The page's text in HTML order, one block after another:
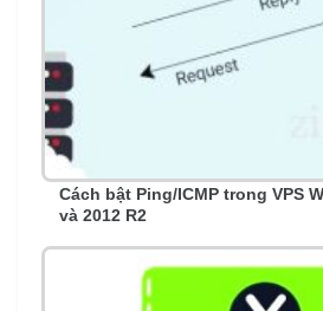
Cách bật Ping/ICMP trong VPS
và 2012 R2